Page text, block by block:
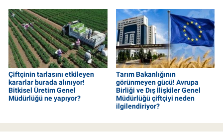
Çiftçinin tarlasını etkileyen
kararlar burada alınıyor!
Bitkisel Üretim Genel
Müdürlüğü ne yapıyor?
Tarım Bakanlığının
görünmeyen gücü! Avrupa
Birliği ve Dış İlişkiler Genel
Müdürlüğü çiftçiyi neden
ilgilendiriyor?